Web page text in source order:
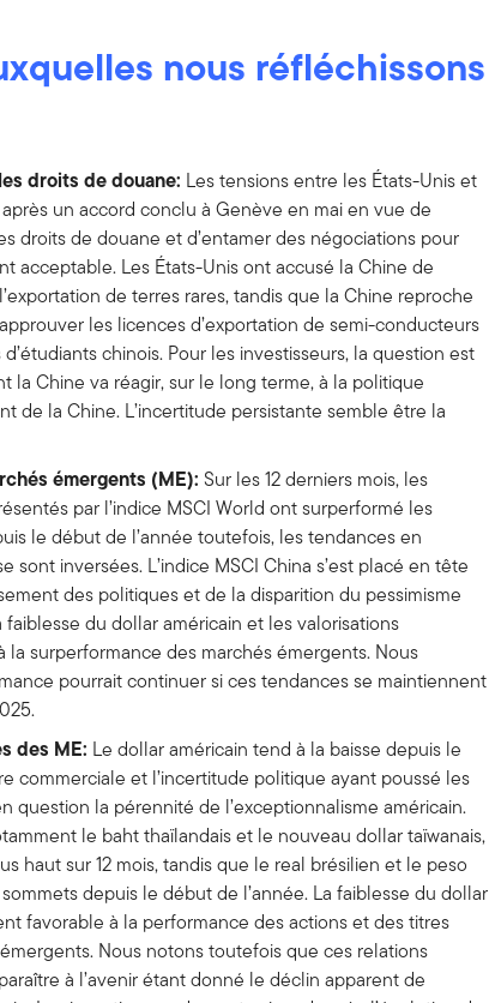
nous réfléchissons
droits de douane: Les tensions entre les États-Unis et
un accord conclu à Genève en mai en vue de
droits de douane et d’entamer des négociations pour
acceptable. Les États-Unis ont accusé la Chine de
de terres rares, tandis que la Chine reproche
les licences d’exportation de semi-conducteurs
chinois. Pour les investisseurs, la question est
la Chine va réagir, sur le long terme, à la politique
de la Chine. L’incertitude persistante semble être la
émergents (ME):Sur les 12 derniers mois, les
par l’indice MSCI World ont surperformé les
le début de l’année toutefois, les tendances en
sont inversées. L’indice MSCI China s’est placé en tête
des politiques et de la disparition du pessimisme
du dollar américain et les valorisations
surperformance des marchés émergents. Nous
pourrait continuer si ces tendances se maintiennent
des ME: Le dollar américain tend à la baisse depuis le
commerciale et l’incertitude politique ayant poussé les
question la pérennité de l’exceptionnalisme américain.
le baht thaïlandais et le nouveau dollar taïwanais,
haut sur 12 mois, tandis que le real brésilien et le peso
depuis le début de l’année. La faiblesse du dollar
favorable à la performance des actions et des titres
Nous notons toutefois que ces relations
à l’avenir étant donné le déclin apparent de